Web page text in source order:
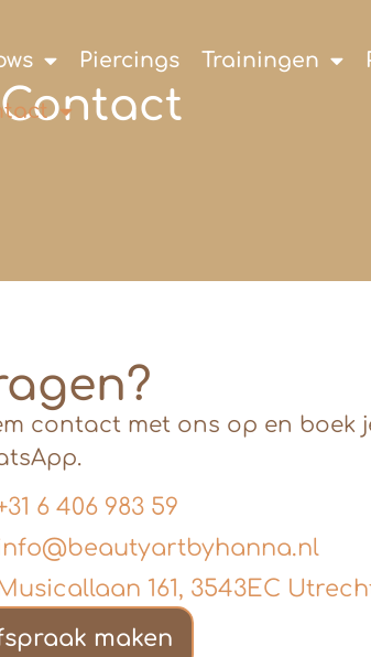
Piercings Trainingen
Contact
contact met ons op en boek
6 406 983 59
161, 3543EC
maken